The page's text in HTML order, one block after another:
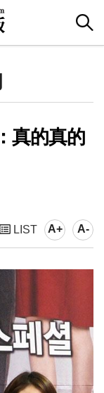
真的真的
LIST A+ A-